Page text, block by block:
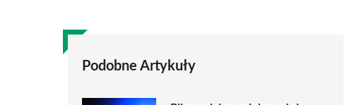
Podobne Artykuły